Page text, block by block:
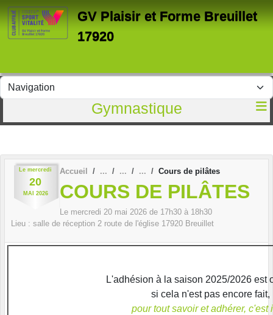
GV Plaisir et Forme Breuillet
17920
Gymnastique
Le mercredi
20
MAI 2026
Accueil Cours de pilâtes
COURS DE PILÂTES
Le mercredi 20 mai 2026 de 17h30 à 18h30
Lieu : salle de réception 2 route de l'église 17920 Breuillet
L'adhésion à la saison 2025/2026 est
si cela n'est pas encore fait,
pour tout savoir et adhérer, c'est
Panneau de gestion des cookies